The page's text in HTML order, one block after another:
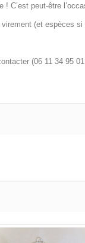
C’est peut-être
(et espèces si
(06 11 34 95